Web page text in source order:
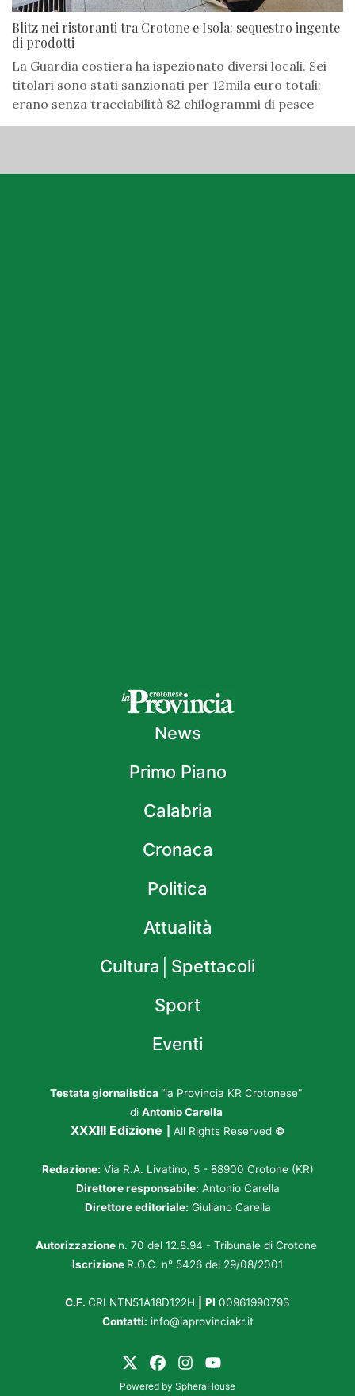
Blitz nei ristoranti tra Crotone e Isola: sequestro ingente
di prodotti
La Guardia costiera ha ispezionato diversi locali. Sei
titolari sono stati sanzionati per 12mila euro totali:
erano senza tracciabilità 82 chilogrammi di pesce
News
Primo Piano
Calabria
Cronaca
Politica
Attualità
Cultura│Spettacoli
Sport
Eventi
Testata giornalistica “la Provincia KR Crotonese”
di Antonio Carella
XXXIII Edizione All Rights Reserved ©
Redazione: Via R.A. Livatino, 5 - 88900 Crotone (KR)
Direttore responsabile: Antonio Carella
Direttore editoriale: Giuliano Carella
Autorizzazione n. 70 del 12.8.94 - Tribunale di Crotone
Iscrizione R.O.C. n° 5426 del 29/08/2001
C.F. CRLNTN51A18D122H PI 00961990793
Contatti: info@laprovinciakr.it
Powered by SpheraHouse